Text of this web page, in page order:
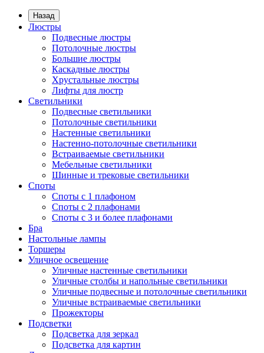
Назад
Люстры
Подвесные люстры
Потолочные люстры
Большие люстры
Каскадные люстры
Хрустальные люстры
Лифты для люстр
Светильники
Подвесные светильники
Потолочные светильники
Настенные светильники
Настенно-потолочные светильники
Встраиваемые светильники
Мебельные светильники
Шинные и трековые светильники
Споты
Споты с 1 плафоном
Споты с 2 плафонами
Споты с 3 и более плафонами
Бра
Настольные лампы
Торшеры
Уличное освещение
Уличные настенные светильники
Уличные столбы и напольные светильники
Уличные подвесные и потолочные светильники
Уличные встраиваемые светильники
Прожекторы
Подсветки
Подсветка для зеркал
Подсветка для картин